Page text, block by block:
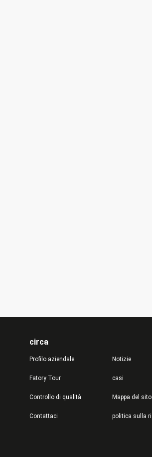
circa
Profilo aziendale
Fatory Tour
Controllo di qualità
Contattaci
Notizie
casi
Mappa del sito